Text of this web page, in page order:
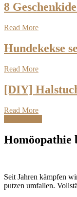
8
Read More
Hundekekse
Read More
[DIY]
Read More
Homöopathie
Seit Jahren kämpfen
putzen umfallen.